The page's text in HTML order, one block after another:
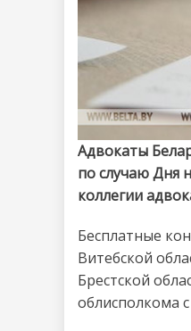
Адвокаты
по случаю Дня
коллегии
Бесплатные
Витебской
Брестской
облисполкома